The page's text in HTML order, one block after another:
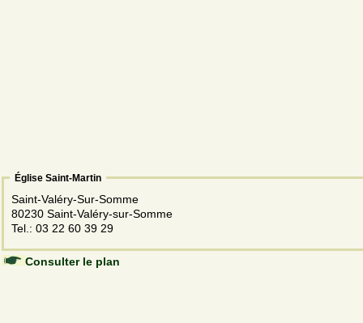
Église Saint-Martin
Saint-Valéry-Sur-Somme
80230 Saint-Valéry-sur-Somme
Tel.: 03 22 60 39 29
Consulter le plan